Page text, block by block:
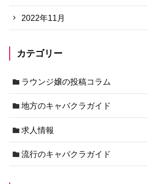
2022年11月
カテゴリー
ラウンジ嬢の投稿コラム
地方のキャバクラガイド
求人情報
流行のキャバクラガイド